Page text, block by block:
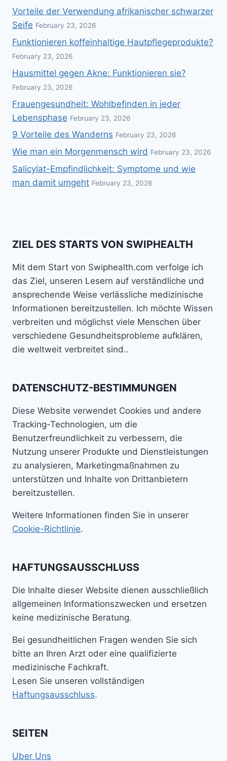
Vorteile der Verwendung afrikanischer schwarzer
Seife February 23, 2026
Funktionieren koffeinhaltige Hautpflegeprodukte?
February 23, 2026
Hausmittel gegen Akne: Funktionieren sie?
February 23, 2026
Frauengesundheit: Wohlbefinden in jeder
Lebensphase February 23, 2026
9 Vorteile des Wanderns February 23, 2026
Wie man ein Morgenmensch wird February 23, 2026
Salicylat-Empfindlichkeit: Symptome und wie
man damit umgeht February 23, 2026
ZIEL DES STARTS VON SWIPHEALTH
Mit dem Start von Swiphealth.com verfolge ich
das Ziel, unseren Lesern auf verständliche und
ansprechende Weise verlässliche medizinische
Informationen bereitzustellen. Ich möchte Wissen
verbreiten und möglichst viele Menschen über
verschiedene Gesundheitsprobleme aufklären,
die weltweit verbreitet sind..
DATENSCHUTZ-BESTIMMUNGEN
Diese Website verwendet Cookies und andere
Tracking-Technologien, um die
Benutzerfreundlichkeit zu verbessern, die
Nutzung unserer Produkte und Dienstleistungen
zu analysieren, Marketingmaßnahmen zu
unterstützen und Inhalte von Drittanbietern
bereitzustellen.
Weitere Informationen finden Sie in unserer
Cookie-Richtlinie.
HAFTUNGSAUSSCHLUSS
Die Inhalte dieser Website dienen ausschließlich
allgemeinen Informationszwecken und ersetzen
keine medizinische Beratung.
Bei gesundheitlichen Fragen wenden Sie sich
bitte an Ihren Arzt oder eine qualifizierte
medizinische Fachkraft.
Lesen Sie unseren vollständigen
Haftungsausschluss.
SEITEN
Uber Uns